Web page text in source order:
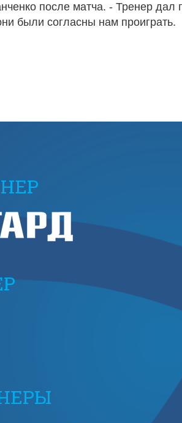
после матча. - Тренер дал
были согласны нам проиграть.